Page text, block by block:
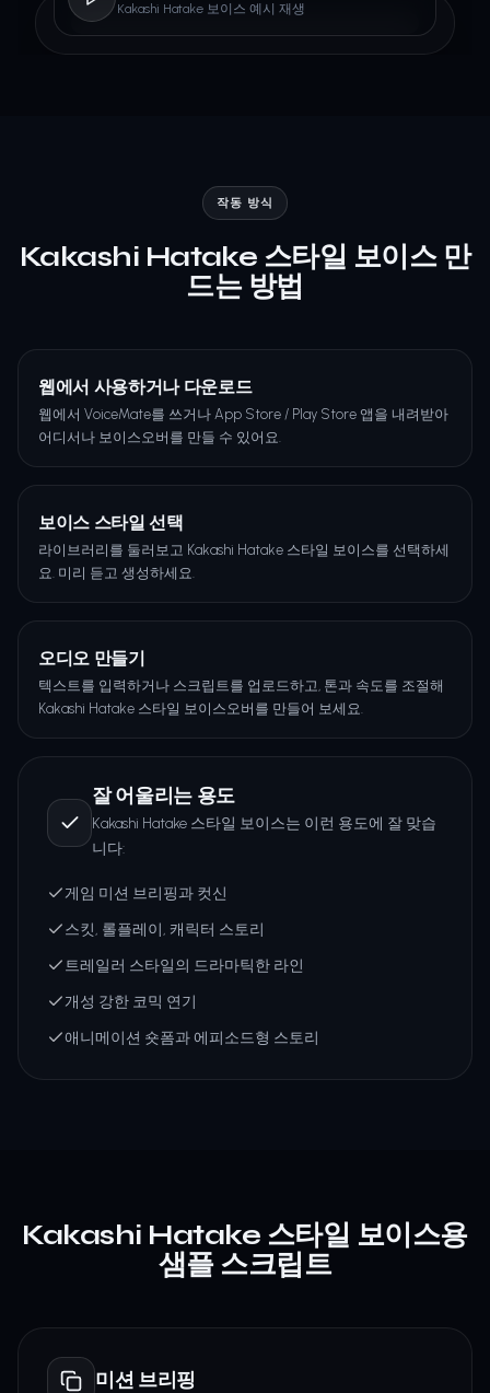
Kakashi Hatake 보이스 예시 재생
작동 방식
Kakashi Hatake 스타일 보이스 만
드는 방법
웹에서 사용하거나 다운로드
웹에서 VoiceMate를 쓰거나 App Store / Play Store 앱을 내려받아
어디서나 보이스오버를 만들 수 있어요.
보이스 스타일 선택
라이브러리를 둘러보고 Kakashi Hatake 스타일 보이스를 선택하세
요. 미리 듣고 생성하세요.
오디오 만들기
텍스트를 입력하거나 스크립트를 업로드하고, 톤과 속도를 조절해
Kakashi Hatake 스타일 보이스오버를 만들어 보세요.
잘 어울리는 용도
Kakashi Hatake 스타일 보이스는 이런 용도에 잘 맞습
니다:
게임 미션 브리핑과 컷신
스킷, 롤플레이, 캐릭터 스토리
트레일러 스타일의 드라마틱한 라인
개성 강한 코믹 연기
애니메이션 숏폼과 에피소드형 스토리
Kakashi Hatake 스타일 보이스용
샘플 스크립트
미션 브리핑